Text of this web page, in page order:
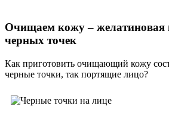
Очищаем кожу – желатиновая
черных точек
Как приготовить очищающий кожу
черные точки, так портящие лицо?